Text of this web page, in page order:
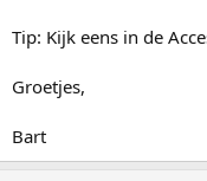
Tip: Kijk eens in de
Groetjes,
Bart